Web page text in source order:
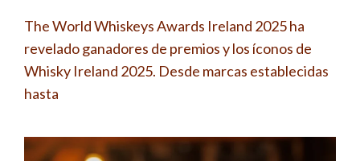
The World Whiskeys Awards Ireland 2025 ha
revelado ganadores de premios y los íconos de
Whisky Ireland 2025. Desde marcas establecidas
hasta